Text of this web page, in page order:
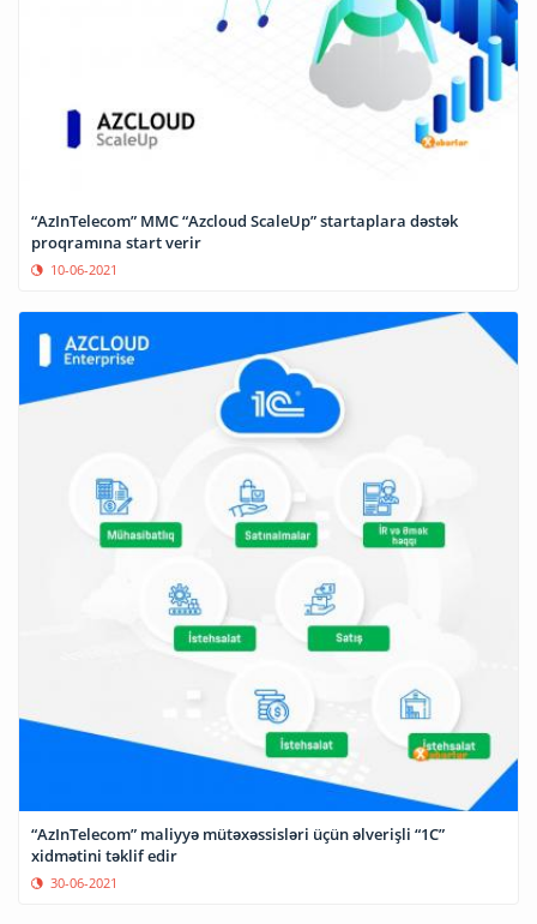
“AzInTelecom” MMC “Azcloud ScaleUp” startaplara dəstək
proqramına start verir
10-06-2021
“AzInTelecom” maliyyə mütəxəssisləri üçün əlverişli “1C”
xidmətini təklif edir
30-06-2021